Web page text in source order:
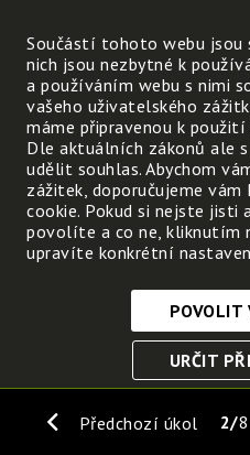
v půdě. Tam
– přijímá
z
Předchozí úkol 2 8
Součástí tohoto webu jsou
nich jsou nezbytné k
a používáním webu s nimi
vašeho uživatelského
máme připravenou k
Dle aktuálních zákonů ale
udělit souhlas. Abychom
zážitek, doporučujeme
cookie. Pokud si nejste jisti
povolíte a co ne, kliknutím
upravíte konkrétní
Nezbytně nutné
Tyto soubory cookie jsou
funkce. Bez těchto cookies
POVOLIT
URČIT